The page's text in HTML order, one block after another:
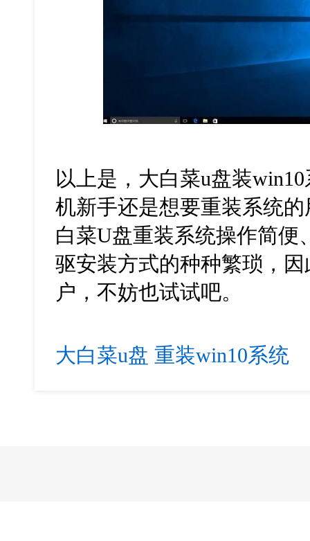
以上是，大白菜u盘装win10
机新手还是想要重装系统
白菜U盘重装系统操作简便
驱安装方式的种种繁琐，
户，不妨也试试吧。
大白菜u盘 重装win10系统